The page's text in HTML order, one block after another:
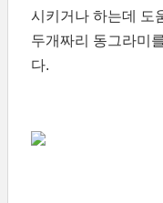
시키거나 하는데 도
두개짜리 동그라미
다.